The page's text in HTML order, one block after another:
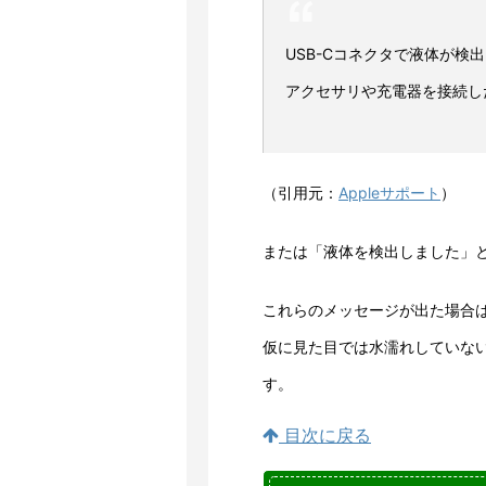
USB-Cコネクタで液体が検
アクセサリや充電器を接続
（引用元： Appleサポート ）
または「液体を検出しました」
これらのメッセージが出た場合
仮に見た目では水濡れしていな
す。
目次に戻る